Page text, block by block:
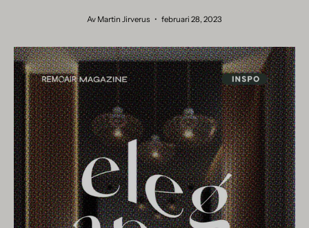
Av Martin Jirverus februari 28, 2023